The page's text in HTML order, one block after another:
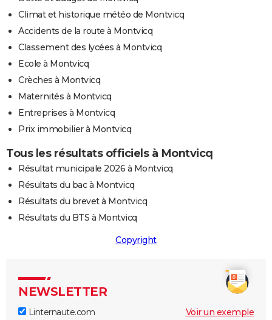
Climat et historique météo de Montvicq
Accidents de la route à Montvicq
Classement des lycées à Montvicq
Ecole à Montvicq
Crèches à Montvicq
Maternités à Montvicq
Entreprises à Montvicq
Prix immobilier à Montvicq
Tous les résultats officiels à Montvicq
Résultat municipale 2026 à Montvicq
Résultats du bac à Montvicq
Résultats du brevet à Montvicq
Résultats du BTS à Montvicq
Copyright
NEWSLETTER
Linternaute.com Voir un exemple